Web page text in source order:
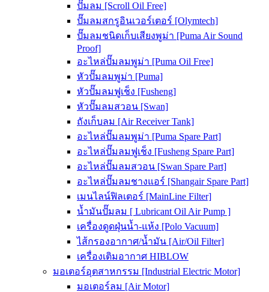
ปั๊มลม [Scroll Oil Free]
ปั๊มลมสกรูอินเวอร์เตอร์ [Olymtech]
ปั๊มลมชนิดเก็บเสียงพูม่า [Puma Air Sound
Proof]
อะไหล่ปั๊มลมพูม่า [Puma Oil Free]
หัวปั๊มลมพูม่า [Puma]
หัวปั๊มลมฟูเช็ง [Fusheng]
หัวปั๊มลมสวอน [Swan]
ถังเก็บลม [Air Receiver Tank]
อะไหล่ปั๊มลมพูม่า [Puma Spare Part]
อะไหล่ปั๊มลมฟูเช็ง [Fusheng Spare Part]
อะไหล่ปั๊มลมสวอน [Swan Spare Part]
อะไหล่ปั๊มลมชางแอร์ [Shangair Spare Part]
เมนไลน์ฟิลเตอร์ [MainLine Filter]
น้ำมันปั๊มลม [ Lubricant Oil Air Pump ]
เครื่องดูดฝุ่นน้ำ-แห้ง [Polo Vacuum]
ไส้กรองอากาศ/น้ำมัน [Air/Oil Filter]
เครื่องเติมอากาศ HIBLOW
มอเตอร์อุตสาหกรรม [Industrial Electric Motor]
มอเตอร์ลม [Air Motor]